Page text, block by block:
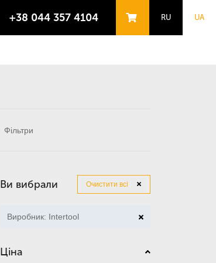
+38 044 357 4104 RU UA
Ви вибрали Очистити всі
Виробник: Intertool
Ціна
Фільтри